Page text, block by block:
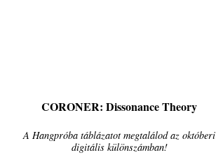
CORONER: Dissonance Theory
A Hangpróba táblázatot megtalálod az októberi
digitális különszámban!